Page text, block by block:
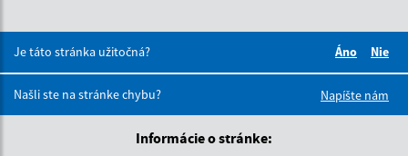
Je táto stránka užitočná?
Áno
Nie
Našli ste na stránke chybu?
Napíšte nám
Informácie o stránke: